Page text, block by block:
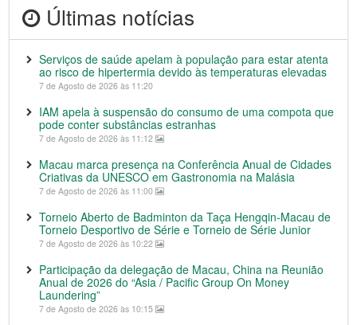
Últimas notícias
Serviços de saúde apelam à população para estar atenta
ao risco de hipertermia devido às temperaturas elevadas
7 de Agosto de 2026 às 11:20
IAM apela à suspensão do consumo de uma compota que
pode conter substâncias estranhas
7 de Agosto de 2026 às 11:12
Macau marca presença na Conferência Anual de Cidades
Criativas da UNESCO em Gastronomia na Malásia
7 de Agosto de 2026 às 11:00
Torneio Aberto de Badminton da Taça Hengqin-Macau de
Torneio Desportivo de Série e Torneio de Série Junior
7 de Agosto de 2026 às 10:22
Participação da delegação de Macau, China na Reunião
Anual de 2026 do “Asia / Pacific Group On Money
Laundering”
7 de Agosto de 2026 às 10:15